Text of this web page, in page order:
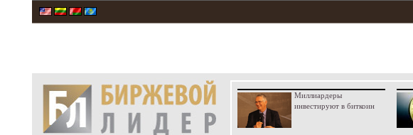
Миллиардеры
инвестируют в биткоин